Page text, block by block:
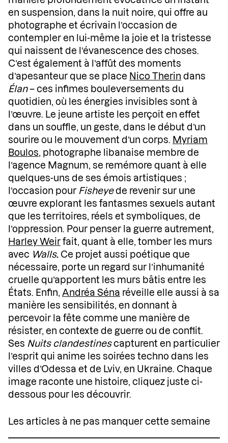
en suspension, dans la nuit noire, qui offre au
photographe et écrivain l’occasion de
contempler en lui-même la joie et la tristesse
qui naissent de l’évanescence des choses.
C’est également à l’affût des moments
d’apesanteur que se place Nico Therin dans
Élan– ces infimes bouleversements du
quotidien, où les énergies invisibles sont à
l’œuvre. Le jeune artiste les perçoit en effet
dans un souffle, un geste, dans le début d’un
sourire ou le mouvement d’un corps. Myriam
Boulos, photographe libanaise membre de
l’agence Magnum, se remémore quant à elle
quelques-uns de ses émois artistiques ;
l’occasion pour Fisheyede revenir sur une
œuvre explorant les fantasmes sexuels autant
que les territoires, réels et symboliques, de
l’oppression. Pour penser la guerre autrement,
Harley Weir fait, quant à elle, tomber les murs
avec Walls. Ce projet aussi poétique que
nécessaire, porte un regard sur l’inhumanité
cruelle qu’apportent les murs bâtis entre les
États. Enfin, Andréa Séna réveille elle aussi à sa
manière les sensibilités, en donnant à
percevoir la fête comme une manière de
résister, en contexte de guerre ou de conflit.
Ses Nuits clandestinescapturent en particulier
l’esprit qui anime les soirées techno dans les
villes d’Odessa et de Lviv, en Ukraine. Chaque
image raconte une histoire, cliquez juste ci-
dessous pour les découvrir.
Les articles à ne pas manquer cette semaine